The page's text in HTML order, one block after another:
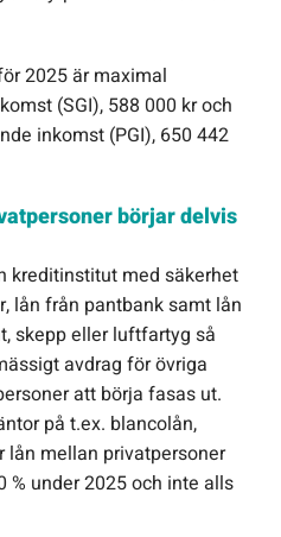
2025 är maximal
(SGI), 588 000 kr och
inkomst (PGI), 650 442
börjar delvis
kreditinstitut med säkerhet
lån från pantbank samt lån
skepp eller luftfartyg så
avdrag för övriga
att börja fasas ut.
på t.ex. blancolån,
lån mellan privatpersoner
% under 2025 och inte alls